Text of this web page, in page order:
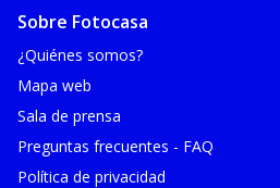
Sobre Fotocasa
¿Quiénes somos?
Mapa web
Sala de prensa
Preguntas frecuentes - FAQ
Política de privacidad